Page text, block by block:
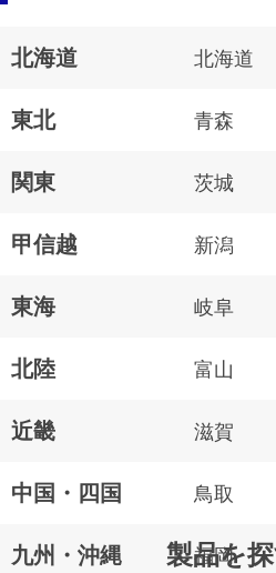
北海道 北海道
東北 青森
関東 茨城
甲信越 新潟
東海 岐阜
北陸 富山
近畿 滋賀
中国・四国 鳥取
九州・沖縄 福岡
製品を